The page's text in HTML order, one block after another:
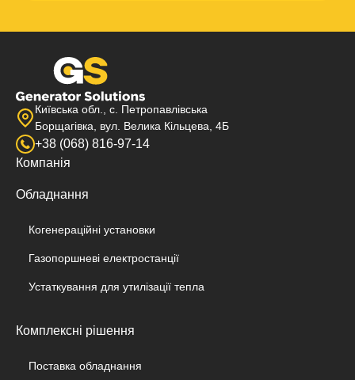
Київська обл., с. Петропавлівська
Борщагівка, вул. Велика Кільцева, 4Б
+38 (068) 816-97-14
Компанія
Обладнання
Когенераційні установки
Газопоршневі електростанції
Устаткування для утилізації тепла
Комплексні рішення
Поставка обладнання